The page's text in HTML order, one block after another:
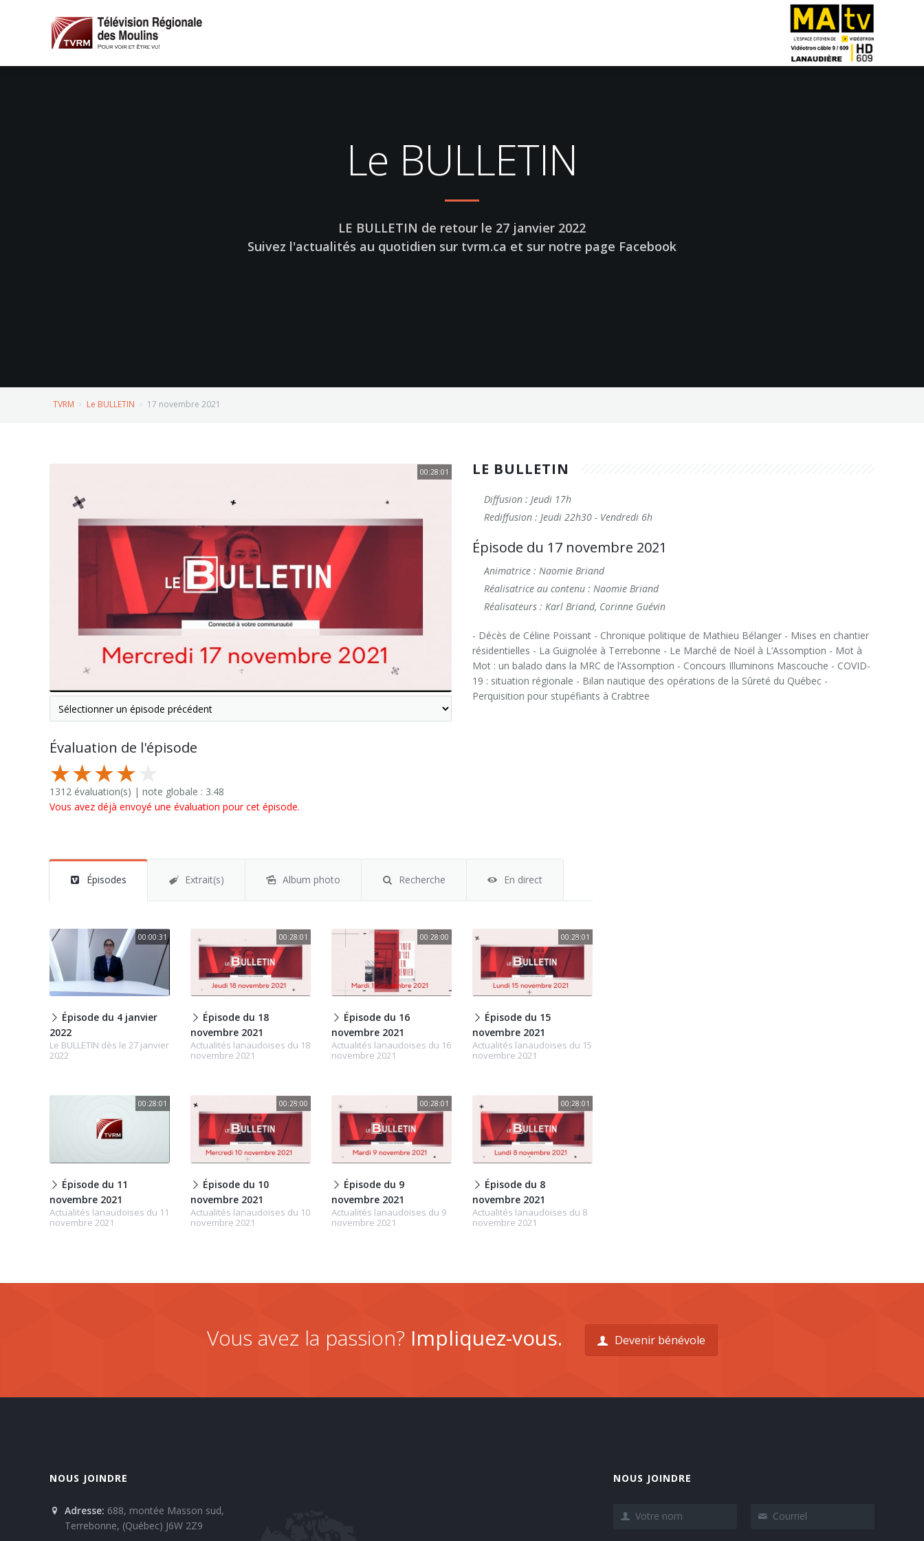
Le BULLETIN
LE BULLETIN de retour le 27 janvier 2022
Suivez l'actualités au quotidien sur tvrm.ca et sur notre page Facebook
TVRM Le BULLETIN 17 novembre 2021
00:28:01
Évaluation de l'épisode
1312 évaluation(s) | note globale : 3.48
Vous avez déjà envoyé une évaluation pour cet épisode.
LE BULLETIN
Diffusion : Jeudi 17h
Rediffusion : Jeudi 22h30 - Vendredi 6h
Épisode du 17 novembre 2021
Animatrice : Naomie Briand
Réalisatrice au contenu : Naomie Briand
Réalisateurs : Karl Briand, Corinne Guévin
- Décès de Céline Poissant - Chronique politique de Mathieu Bélanger - Mises en chantier
résidentielles - La Guignolée à Terrebonne - Le Marché de Noël à L’Assomption - Mot à
Mot : un balado dans la MRC de l’Assomption - Concours Illuminons Mascouche - COVID-
19 : situation régionale - Bilan nautique des opérations de la Sûreté du Québec -
Perquisition pour stupéfiants à Crabtree
Épisodes Extrait(s) Album photo Recherche En direct
00:00:31
Épisode du 4 janvier
2022
Le BULLETIN dès le 27 janvier
2022
00:28:01
Épisode du 18
novembre 2021
Actualités lanaudoises du 18
novembre 2021
00:28:00
Épisode du 16
novembre 2021
Actualités lanaudoises du 16
novembre 2021
00:28:01
Épisode du 15
novembre 2021
Actualités lanaudoises du 15
novembre 2021
00:28:01
Épisode du 11
novembre 2021
Actualités lanaudoises du 11
novembre 2021
00:28:00
Épisode du 10
novembre 2021
Actualités lanaudoises du 10
novembre 2021
00:28:01
Épisode du 9
novembre 2021
Actualités lanaudoises du 9
novembre 2021
00:28:01
Épisode du 8
novembre 2021
Actualités lanaudoises du 8
novembre 2021
Vous avez la passion? Impliquez-vous. Devenir bénévole
NOUS JOINDRE
Adresse: 688, montée Masson sud,
Terrebonne, (Québec) J6W 2Z9
NOUS JOINDRE